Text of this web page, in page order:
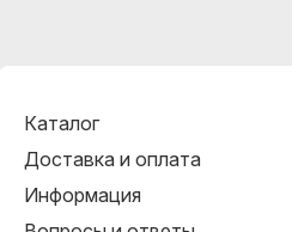
Каталог
Доставка и оплата
Информация